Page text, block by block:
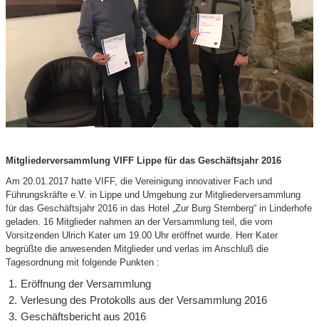
Mitgliederversammlung VIFF Lippe für das Geschäftsjahr 2016
Am 20.01.2017 hatte VIFF, die Vereinigung innovativer Fach und
Führungskräfte e.V. in Lippe und Umgebung zur Mitgliederversammlung
für das Geschäftsjahr 2016 in das Hotel „Zur Burg Sternberg“ in Linderhofe
geladen. 16 Mitglieder nahmen an der Versammlung teil, die vom
Vorsitzenden Ulrich Kater um 19.00 Uhr eröffnet wurde. Herr Kater
begrüßte die anwesenden Mitglieder und verlas im Anschluß die
Tagesordnung mit folgende Punkten :
Eröffnung der Versammlung
Verlesung des Protokolls aus der Versammlung 2016
Geschäftsbericht aus 2016